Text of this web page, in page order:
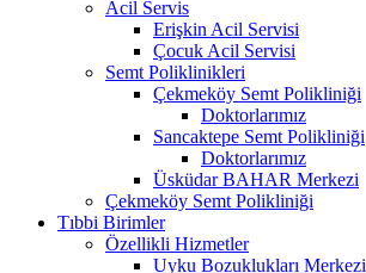
Acil Servis
Erişkin Acil Servisi
Çocuk Acil Servisi
Semt Poliklinikleri
Çekmeköy Semt Polikliniği
Doktorlarımız
Sancaktepe Semt Polikliniği
Doktorlarımız
Üsküdar BAHAR Merkezi
Çekmeköy Semt Polikliniği
Tıbbi Birimler
Özellikli Hizmetler
Uyku Bozuklukları Merkezi